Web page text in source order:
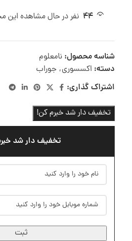
44 نفر در حال مشاهده
شناسه محصول: نامعلوم
دسته: اکسسوری, جوراب
اشتراک گذاری:
تخفیف دار شد خبرم کن!
تخفیف دار شد
ثبت